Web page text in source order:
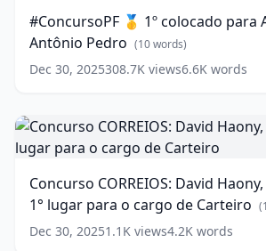
(13
words)
para
Agente
PF
Pedro
words)
#ConcursoPF 🥇 1º colocado para Agente PF -
Antônio Pedro (10words)
Dec 30, 2025308.7K views6.6K words
Concurso
CORREIOS:
David
aprovado
em
1°
lugar
Concurso CORREIOS: David
1° lugar para o cargo de Carteiro (
Dec 30, 20251.1K views4.2K words